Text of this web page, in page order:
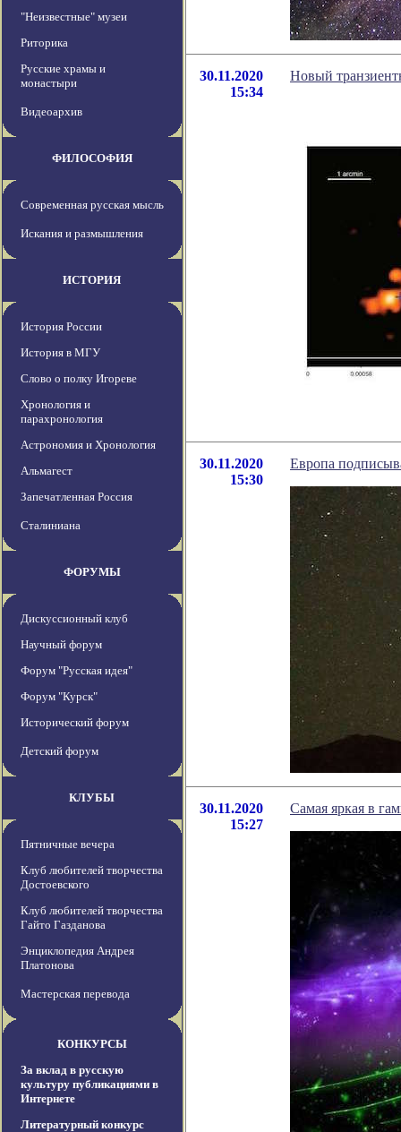
"Неизвестные" музеи
Риторика
Русские храмы и
монастыри
Видеоархив
ФИЛОСОФИЯ
Современная русская мысль
Искания и размышления
ИСТОРИЯ
История России
История в МГУ
Слово о полку Игореве
Хронология и
парахронология
Астрономия и Хронология
Альмагест
Запечатленная Россия
Сталиниана
ФОРУМЫ
Дискуссионный клуб
Научный форум
Форум "Русская идея"
Форум "Курск"
Исторический форум
Детский форум
КЛУБЫ
Пятничные вечера
Клуб любителей творчества
Достоевского
Клуб любителей творчества
Гайто Газданова
Энциклопедия Андрея
Платонова
Мастерская перевода
КОНКУРСЫ
За вклад в русскую
культуру публикациями в
Интернете
Литературный конкурс
30.11.2020
15:34
Новый
30.11.2020
15:30
Европа
30.11.2020
15:27
Самая яркая в